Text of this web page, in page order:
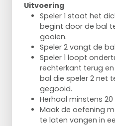
Uitvoering
Speler 1 staat het
begint door de bal
gooien.
Speler 2 vangt de
Speler 1 loopt
rechterkant terug
bal die speler 2 net
gegooid.
Herhaal minstens 20
Maak de oefening
te laten vangen in